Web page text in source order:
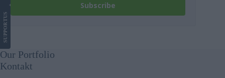
Subscribe
SUPPORT
US
Our Portfolio
Kontakt